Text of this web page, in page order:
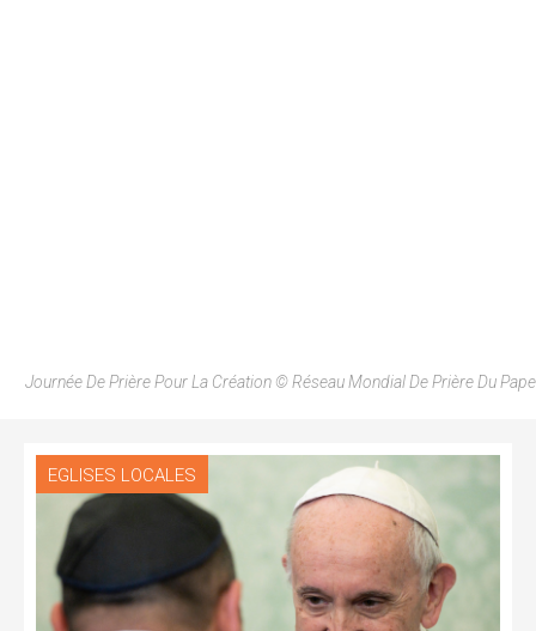
Journée De Prière Pour La Création © Réseau Mondial De Prière Du Pape
EGLISES LOCALES